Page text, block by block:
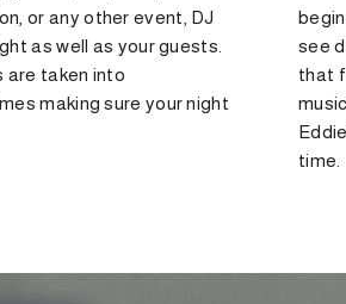
or any other event, DJ
as well as your guests.
are taken into
making sure your night
see
that
time.